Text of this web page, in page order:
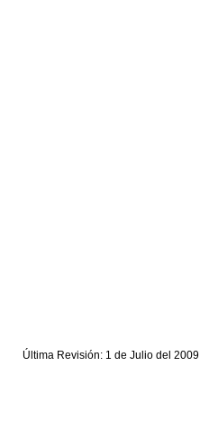
Última Revisión: 1 de Julio del 2009